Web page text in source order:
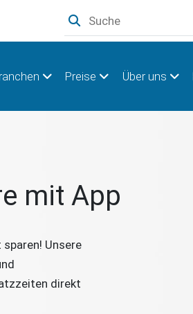
Preise Über uns
mit App
Unsere
direkt